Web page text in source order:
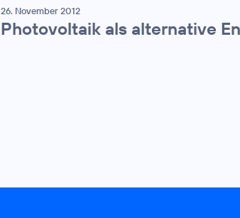
26. November 2012
Photovoltaik als alternative